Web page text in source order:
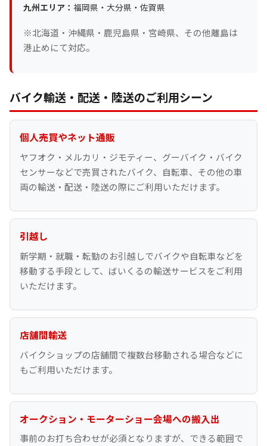
九州エリア：福岡県・大分県・佐賀県
※北海道・沖縄県・鹿児島県・宮崎県、その他離島は
港止めにて対応。
バイク輸送・配送・陸送のご利用シーン
個人売買やネット通販
ヤフオク・メルカリ・ジモティー、グーバイク・バイク
センサーなどで売買されたバイク、自転車、その他の車
両の輸送・配送・陸送の際にご利用いただけます。
引越し
新学期・就職・転勤のお引越しでバイクや自転車などを
移動する手段として、ばいくるの輸送サービスをご利用
いただけます。
店舗間輸送
バイクショップの店舗間で複数台移動される場合などに
もご利用いただけます。
オークション・モーターショー会場への搬入出
事前のお打ち合わせが必須となりますが、できる範囲で